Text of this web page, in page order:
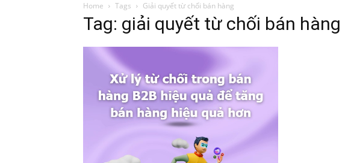
Home Tags Giải quyết từ chối bán hàng
Tag: giải quyết từ chối bán hàng